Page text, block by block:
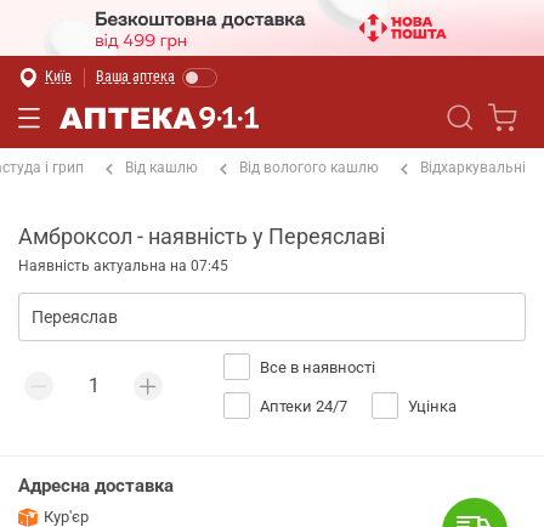
Київ Ваша аптека
і грип Від кашлю Від вологого кашлю Відхаркувальні
Амброксол - наявність у Переяславі
Наявність актуальна на 07:45
Все в наявності
Аптеки 24/7 Уцінка
Адресна доставка
Кур'єр